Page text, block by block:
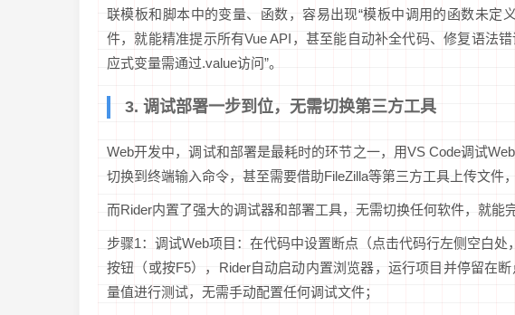
联模板和脚本中的变量、函数，容易出现“模板中调用的函数未定
件，就能精准提示所有Vue API，甚至能自动补全代码、修复语法
应式变量需通过.value访问”。
3. 调试部署一步到位，无需切换第三方工具
Web开发中，调试和部署是最耗时的环节之一，用VS Code调试
切换到终端输入命令，甚至需要借助FileZilla等第三方工具上传文件
而Rider内置了强大的调试器和部署工具，无需切换任何软件，就能
步骤1：调试Web项目：在代码中设置断点（点击代码行左侧空白处
按钮（或按F5），Rider自动启动内置浏览器，运行项目并停留在
量值进行测试，无需手动配置任何调试文件；